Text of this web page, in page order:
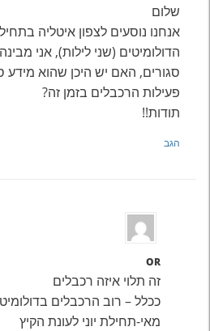
שלום
אנחנו נוסעים לצפון איטליה
הדולומיטים (שני לילות), אני
סגורים, האם יש היכן שהוא מידע
פעילות הרכבלים בזמן זה?
תודות!!
הגב
OR
זה תלוי איזה רכבלים
ככלל – רוב הרכבלים
מאי-תחילת יוני לעונת הקיץ